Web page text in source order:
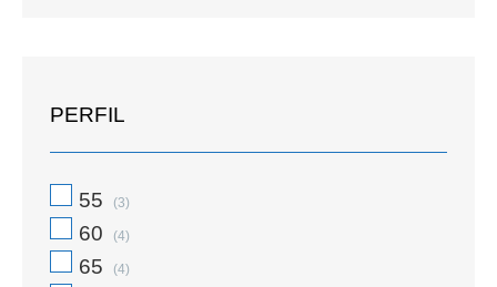
PERFIL
55 (3)
60 (4)
65 (4)